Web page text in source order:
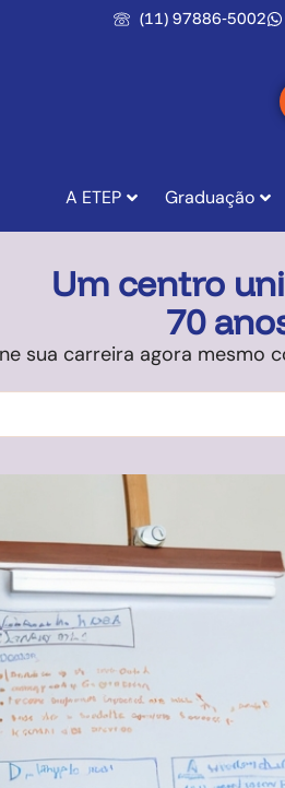
(11) 97886‑5002
A ETEP Graduação
Um centro
70
sua carreira agora mesmo